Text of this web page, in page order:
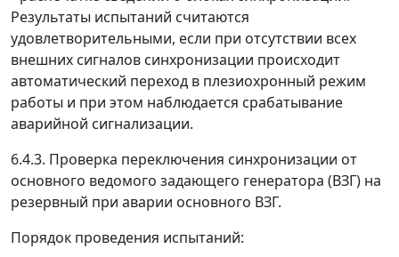
Результаты испытаний считаются
удовлетворительными, если при отсутствии всех
внешних сигналов синхронизации происходит
автоматический переход в плезиохронный режим
работы и при этом наблюдается срабатывание
аварийной сигнализации.
6.4.3. Проверка переключения синхронизации от
основного ведомого задающего генератора (ВЗГ) на
резервный при аварии основного ВЗГ.
Порядок проведения испытаний: